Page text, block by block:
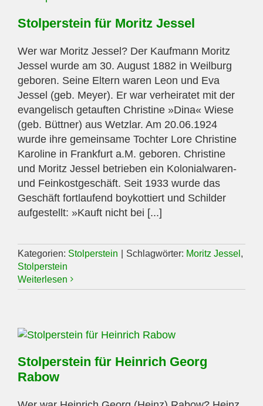
Stolperstein für Moritz Jessel
Wer war Moritz Jessel? Der Kaufmann Moritz
Jessel wurde am 30. August 1882 in Weilburg
geboren. Seine Eltern waren Leon und Eva
Jessel (geb. Meyer). Er war verheiratet mit der
evangelisch getauften Christine »Dina« Wiese
(geb. Büttner) aus Wetzlar. Am 20.06.1924
wurde ihre gemeinsame Tochter Lore Christine
Karoline in Frankfurt a.M. geboren. Christine
und Moritz Jessel betrieben ein Kolonialwaren-
und Feinkostgeschäft. Seit 1933 wurde das
Geschäft fortlaufend boykottiert und Schilder
aufgestellt: »Kauft nicht bei [...]
Kategorien: Stolperstein Schlagwörter: Moritz Jessel ,
Stolperstein
Weiterlesen
Stolperstein für Heinrich Georg
Rabow